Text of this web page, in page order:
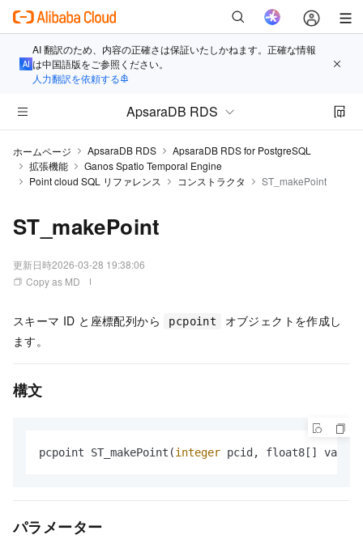
AI 翻訳のため、内容の正確さは保証いたしかねます。正確な情報
は中国語版をご参照ください。
人力翻訳を依頼する
ApsaraDB RDS
ホームページ ApsaraDB RDS
ApsaraDB RDS for PostgreSQL
拡張機能
Ganos Spatio Temporal Engine
Point cloud SQL リファレンス
コンストラクタ ST_makePoint
ST_makePoint
更新日時2026-03-28 19:38:06
Copy as MD
スキーマ ID と座標配列から pcpoint
オブジェクトを作成し
ます。
構文
pcpoint ST_makePoint(integer pcid, float8[] vals);
パラメーター